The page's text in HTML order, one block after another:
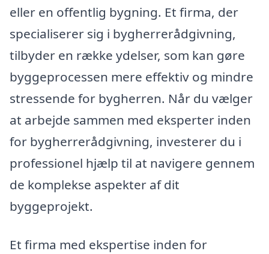
eller en offentlig bygning. Et firma, der
specialiserer sig i bygherrerådgivning,
tilbyder en række ydelser, som kan gøre
byggeprocessen mere effektiv og mindre
stressende for bygherren. Når du vælger
at arbejde sammen med eksperter inden
for bygherrerådgivning, investerer du i
professionel hjælp til at navigere gennem
de komplekse aspekter af dit
byggeprojekt.
Et firma med ekspertise inden for